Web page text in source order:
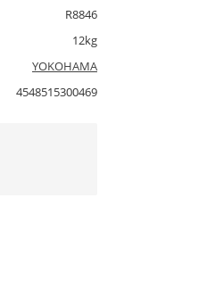
R8846
12kg
YOKOHAMA
4548515300469